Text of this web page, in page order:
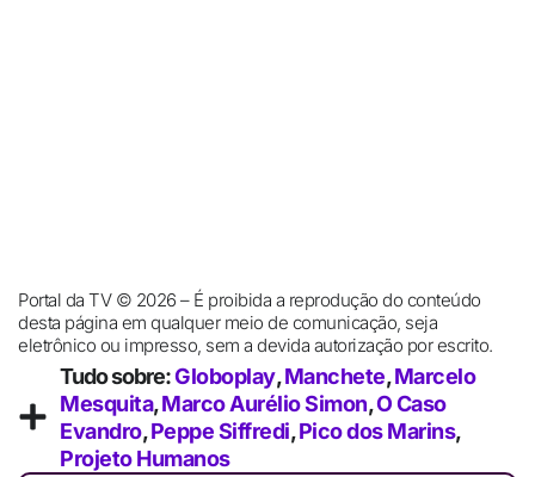
Portal da TV © 2026 – É proibida a reprodução do conteúdo
desta página em qualquer meio de comunicação, seja
eletrônico ou impresso, sem a devida autorização por escrito.
Tudo sobre:Globoplay,Manchete,Marcelo
Mesquita,Marco Aurélio Simon,O Caso
Evandro,Peppe Siffredi,Pico dos Marins,
Projeto Humanos